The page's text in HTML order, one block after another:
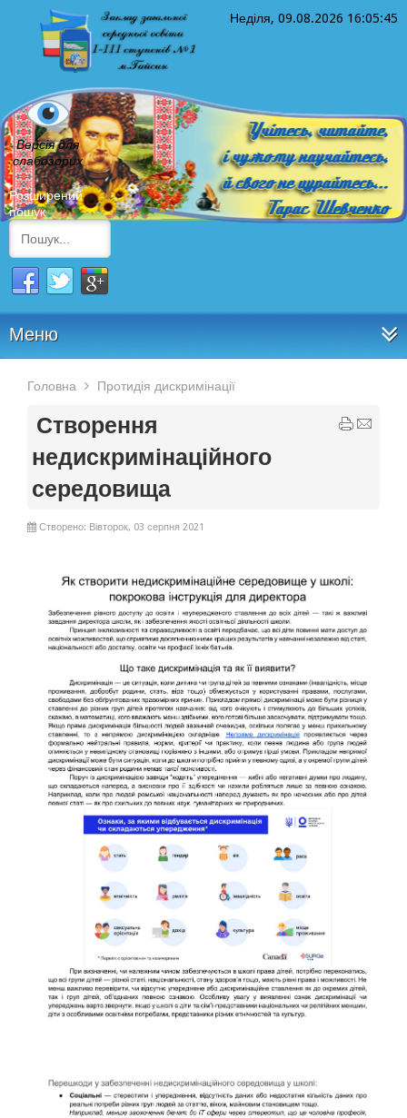
Неділя, 09.08.2026 16:05:45
Версія для
слабозорих
Розширений
пошук
Меню
Головна Протидія дискримінації
Створення
недискримінаційного
середовища
Створено: Вівторок, 03 серпня 2021